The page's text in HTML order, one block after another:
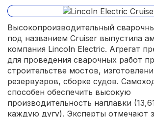
Высокопроизводительный
под названием Cruiser выпустила
компания Lincoln Electric. Агрегат
для проведения сварочных работ
строительстве мостов,
резервуаров, сборке судов.
способен обеспечить высокую
производительность наплавки
каждую дугу). Эксперты отмечают